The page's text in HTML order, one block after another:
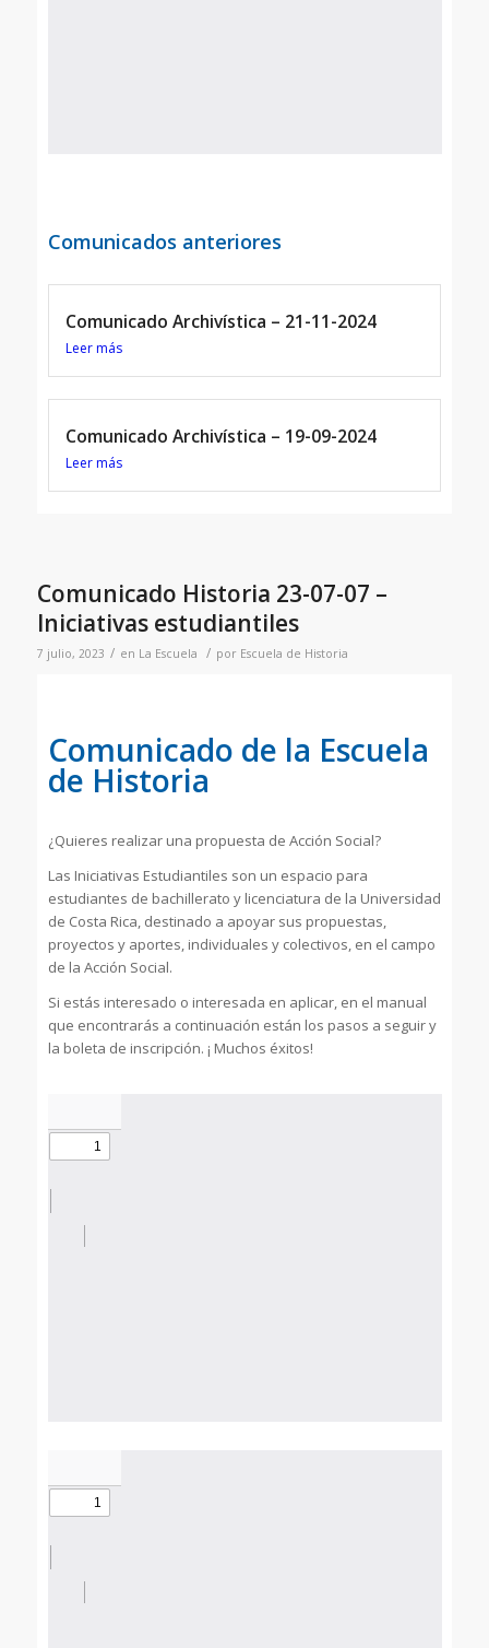
Comunicados anteriores
Comunicado Archivística – 21-11-2024
Leer más
Comunicado Archivística – 19-09-2024
Leer más
Comunicado Historia 23-07-07 –
Iniciativas estudiantiles
7 julio, 2023 / en La Escuela / por Escuela de Historia
Comunicado de la Escuela
de Historia
¿Quieres realizar una propuesta de Acción Social?
Las Iniciativas Estudiantiles son un espacio para
estudiantes de bachillerato y licenciatura de la Universidad
de Costa Rica, destinado a apoyar sus propuestas,
proyectos y aportes, individuales y colectivos, en el campo
de la Acción Social.
Si estás interesado o interesada en aplicar, en el manual
que encontrarás a continuación están los pasos a seguir y
la boleta de inscripción. ¡ Muchos éxitos!